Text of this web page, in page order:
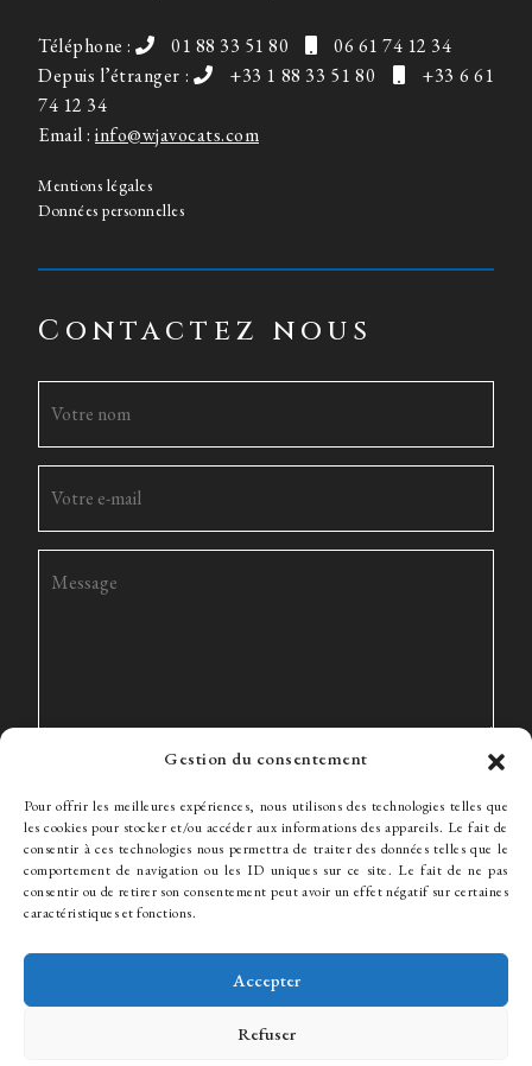
Gestion du consentement
Pour offrir les meilleures expériences, nous utilisons des technologies telles que
les cookies pour stocker et/ou accéder aux informations des appareils. Le fait de
consentir à ces technologies nous permettra de traiter des données telles que le
comportement de navigation ou les ID uniques sur ce site. Le fait de ne pas
consentir ou de retirer son consentement peut avoir un effet négatif sur certaines
caractéristiques et fonctions.
Accepter
Refuser
Téléphone : 01 88 33 51 80
06 61 74 12 34
Depuis l’étranger :
+33 1 88 33 51 80
+33 6 61
74 12 34
Email : info@wjavocats.com
Mentions légales
Données personnelles
Contactez nous
Le Cabinet Expertise L’équipe Actualités
Honoraires
© WJ Avocats 2024